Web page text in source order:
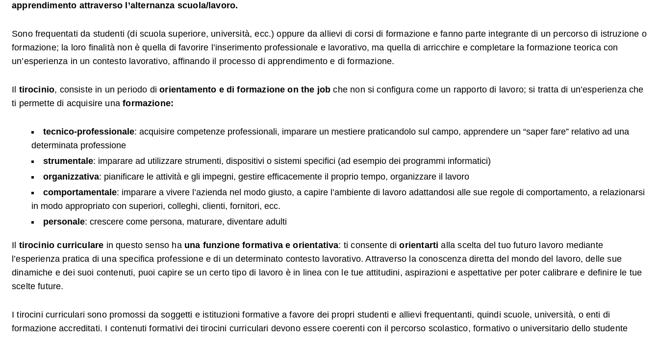
apprendimento attraverso l’alternanza scuola/lavoro.
Sono frequentati da studenti (di scuola superiore, università, ecc.) oppure da allievi di corsi di formazione e fanno parte integrante di un percorso di istruzione o
formazione; la loro finalità non è quella di favorire l’inserimento professionale e lavorativo, ma quella di arricchire e completare la formazione teorica con
un’esperienza in un contesto lavorativo, affinando il processo di apprendimento e di formazione.
Il tirocinio, consiste in un periodo diorientamento e di formazione on the job che non si configura come un rapporto di lavoro; si tratta di un’esperienza che
ti permette di acquisire unaformazione:
tecnico-professionale: acquisire competenze professionali, imparare un mestiere praticandolo sul campo, apprendere un “saper fare” relativo ad una
determinata professione
strumentale: imparare ad utilizzare strumenti, dispositivi o sistemi specifici (ad esempio dei programmi informatici)
organizzativa: pianificare le attività e gli impegni, gestire efficacemente il proprio tempo, organizzare il lavoro
comportamentale: imparare a vivere l’azienda nel modo giusto, a capire l’ambiente di lavoro adattandosi alle sue regole di comportamento, a relazionarsi
in modo appropriato con superiori, colleghi, clienti, fornitori, ecc.
personale: crescere come persona, maturare, diventare adulti
Il tirocinio curriculare in questo senso ha una funzione formativa e orientativa: ti consente diorientartialla scelta del tuo futuro lavoro mediante
l’esperienza pratica di una specifica professione e di un determinato contesto lavorativo. Attraverso la conoscenza diretta del mondo del lavoro, delle sue
dinamiche e dei suoi contenuti, puoi capire se un certo tipo di lavoro è in linea con le tue attitudini, aspirazioni e aspettative per poter calibrare e definire le tue
scelte future.
I tirocini curriculari sono promossi da soggetti e istituzioni formative a favore dei propri studenti e allievi frequentanti, quindi scuole, università, o enti di
formazione accreditati. I contenuti formativi dei tirocini curriculari devono essere coerenti con il percorso scolastico, formativo o universitario dello studente